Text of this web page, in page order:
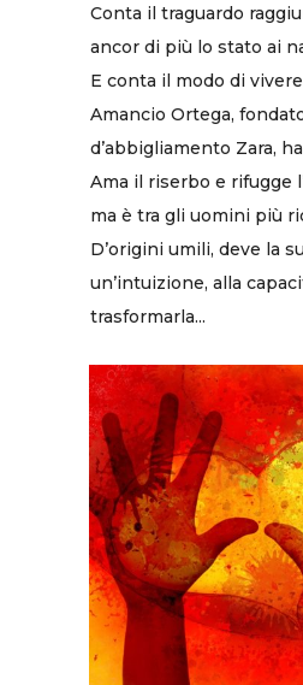
Conta il traguardo
ancor di più lo stato ai
E conta il modo di
Amancio Ortega,
d’abbigliamento Zara,
Ama il riserbo e rifugge
ma è tra gli uomini più
D’origini umili, deve la
un’intuizione, alla
trasformarla...